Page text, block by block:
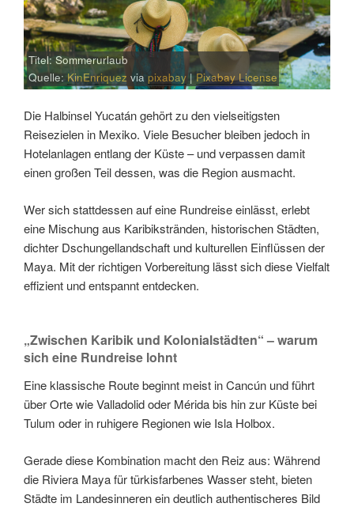
Titel: Sommerurlaub
Quelle: KinEnriquez viapixabay |Pixabay License
Die Halbinsel Yucatán gehört zu den vielseitigsten
Reisezielen in Mexiko. Viele Besucher bleiben jedoch in
Hotelanlagen entlang der Küste – und verpassen damit
einen großen Teil dessen, was die Region ausmacht.
Wer sich stattdessen auf eine Rundreise einlässt, erlebt
eine Mischung aus Karibikstränden, historischen Städten,
dichter Dschungellandschaft und kulturellen Einflüssen der
Maya. Mit der richtigen Vorbereitung lässt sich diese Vielfalt
effizient und entspannt entdecken.
„Zwischen Karibik und Kolonialstädten“ – warum
sich eine Rundreise lohnt
Eine klassische Route beginnt meist in Cancún und führt
über Orte wie Valladolid oder Mérida bis hin zur Küste bei
Tulum oder in ruhigere Regionen wie Isla Holbox.
Gerade diese Kombination macht den Reiz aus: Während
die Riviera Maya für türkisfarbenes Wasser steht, bieten
Städte im Landesinneren ein deutlich authentischeres Bild